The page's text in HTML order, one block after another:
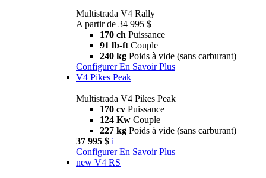
Multistrada V4 Rally
A partir de 34 995 $
170 ch Puissance
91 lb-ft Couple
240 kg Poids à vide (sans carburant)
Configurer En Savoir Plus
V4 Pikes Peak
Multistrada V4 Pikes Peak
170 cv Puissance
124 Kw Couple
227 kg Poids à vide (sans carburant)
37 995 $ i
Configurer En Savoir Plus
new V4 RS